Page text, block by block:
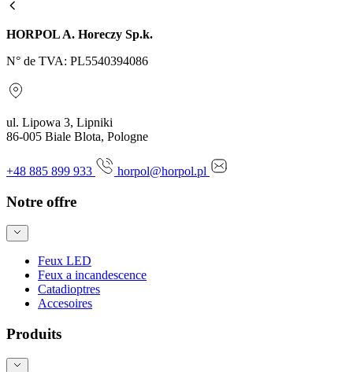
HORPOL A. Horeczy Sp.k.
N° de TVA: PL5540394086
ul. Lipowa 3, Lipniki
86-005 Biale Blota, Pologne
+48 885 899 933 horpol@horpol.pl
Notre offre
Feux LED
Feux a incandescence
Catadioptres
Accesoires
Produits